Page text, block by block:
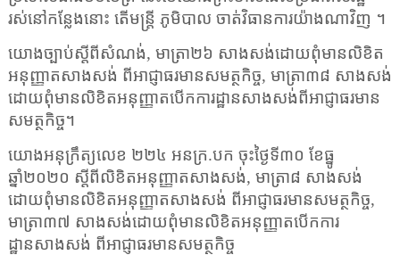
រស់នៅកន្លែងនោះ តើមន្ត្រី ភូមិបាល ចាត់វិធានការយ៉ាងណាវិញ ។
យោងច្បាប់ស្តីពីសំណង់, មាត្រា២៦ សាងសង់ដោយពុំមានលិខិត
អនុញ្ញាតសាងសង់ ពីអាជ្ញាធរមានសមត្ថកិច្ច, មាត្រា៣៨ សាងសង់
ដោយពុំមានលិខិតអនុញ្ញាតបើកការដ្ឋានសាងសង់ពីអាជ្ញាធរមាន
សមត្ថកិច្ច។
យោងអនុក្រឹត្យលេខ ២២៤ អនក្រ.បក ចុះថ្ងៃទី៣០ ខែធ្នូ
ឆ្នាំ២០២០ ស្តីពីលិខិតអនុញ្ញាតសាងសង់, មាត្រា៨ សាងសង់
ដោយពុំមានលិខិតអនុញ្ញាតសាងសង់ ពីអាជ្ញាធរមានសមត្ថកិច្ច,
មាត្រា៣៧ សាងសង់ដោយពុំមានលិខិតអនុញ្ញាតបើកការ
ដ្ឋានសាងសង់ ពីអាជ្ញាធរមានសមត្ថកិច្ច